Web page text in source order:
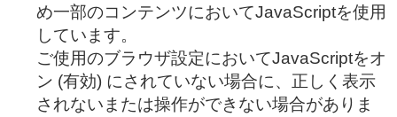
め一部のコンテンツにおいてJavaScriptを使用
しています。
ご使用のブラウザ設定においてJavaScriptをオ
ン (有効) にされていない場合に、正しく表示
されないまたは操作ができない場合がありま